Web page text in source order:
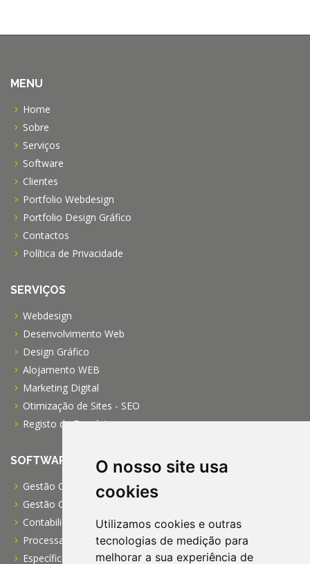
O nosso site usa
cookies
Utilizamos cookies e outras
tecnologias de medição para
melhorar a sua experiência de
MENU
Home
Sobre
Serviços
Software
Clientes
Portfolio Webdesign
Portfolio Design Gráfico
Contactos
Política de Privacidade
SERVIÇOS
Webdesign
Desenvolvimento Web
Design Gráfico
Alojamento WEB
Marketing Digital
Otimização de Sites - SEO
Registo de Domínios
SOFTWARE
Gestão Comercial PRO
Gestão Comercial PME
Contabilidade Profissional
Processamento de Salários
Específico para IPSS